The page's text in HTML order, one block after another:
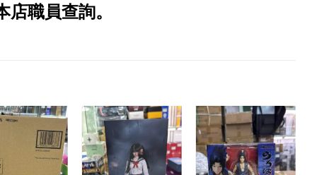
職員查詢。